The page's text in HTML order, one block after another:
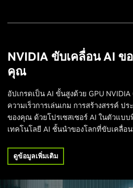
NVIDIA ขับเคลื่อน AI ข
คุณ
อัปเกรดเป็น AI ขั้นสูงด้วย GPU
ความเร็วการเล่นเกม การสร้างสรรค์
ของคุณ ด้วยโปรเซสเซอร์ AI ในตัวแบ
เทคโนโลยี AI ชั้นนำของโลกที่ขับเคลื่
ดูข้อมูลเพิ่มเติม